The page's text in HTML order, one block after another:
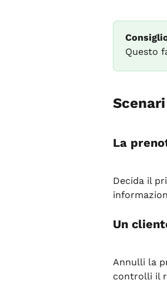
Questo
La
Decida il
Un
Annulli la
controlli il